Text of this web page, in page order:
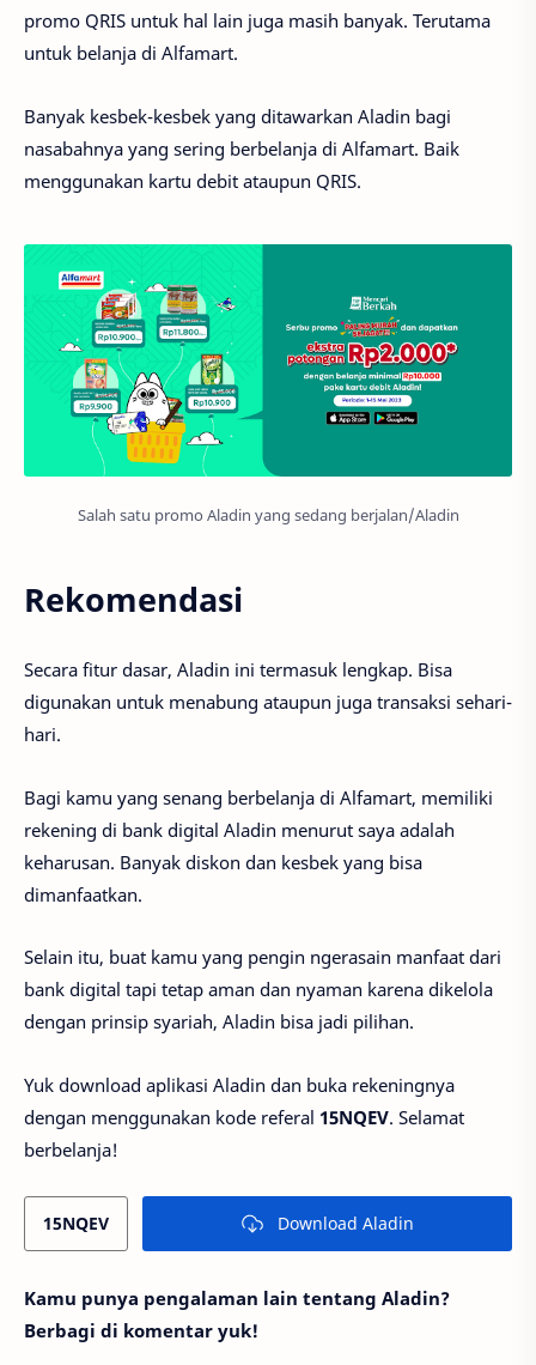
promo QRIS untuk hal lain juga masih banyak. Terutama
untuk belanja di Alfamart.
Banyak kesbek-kesbek yang ditawarkan Aladin bagi
nasabahnya yang sering berbelanja di Alfamart. Baik
menggunakan kartu debit ataupun QRIS.
Salah satu promo Aladin yang sedang berjalan/Aladin
Rekomendasi
Secara fitur dasar, Aladin ini termasuk lengkap. Bisa
digunakan untuk menabung ataupun juga transaksi sehari-
hari.
Bagi kamu yang senang berbelanja di Alfamart, memiliki
rekening di bank digital Aladin menurut saya adalah
keharusan. Banyak diskon dan kesbek yang bisa
dimanfaatkan.
Selain itu, buat kamu yang pengin ngerasain manfaat dari
bank digital tapi tetap aman dan nyaman karena dikelola
dengan prinsip syariah, Aladin bisa jadi pilihan.
Yuk download aplikasi Aladin dan buka rekeningnya
dengan menggunakan kode referal 15NQEV. Selamat
berbelanja!
15NQEV Download Aladin
Kamu punya pengalaman lain tentang Aladin?
Berbagi di komentar yuk!